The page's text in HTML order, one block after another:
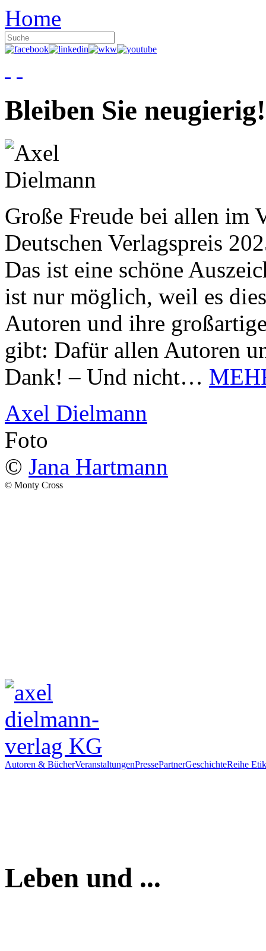
Home
Bleiben Sie neugierig!
Große Freude bei allen im
Deutschen Verlagspreis
Das ist eine schöne
ist nur möglich, weil es
Autoren und ihre
gibt: Dafür allen Autoren
Dank! – Und nicht…
Axel Dielmann
Foto
© Jana Hartmann
© Monty Cross
Autoren & BücherVeranstaltungenPressePartnerGeschichteReihe
Leben und ...